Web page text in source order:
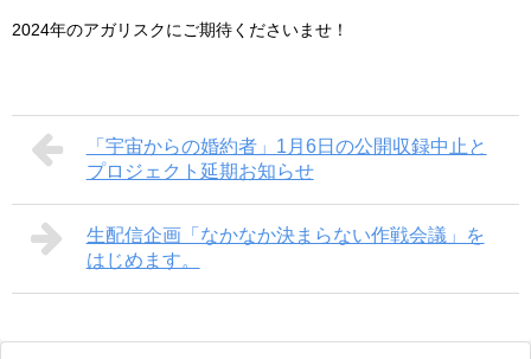
2024年のアガリスクにご期待くださいませ！
「宇宙からの婚約者」1月6日の公開収録中止と
プロジェクト延期お知らせ
生配信企画「なかなか決まらない作戦会議」を
はじめます。